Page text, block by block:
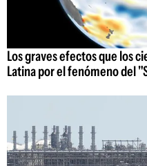
Los graves efectos que los
Latina por el fenómeno del